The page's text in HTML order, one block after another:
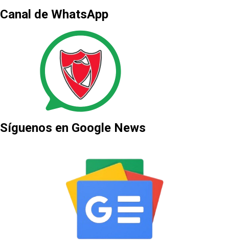
Canal de WhatsApp
Síguenos en Google News